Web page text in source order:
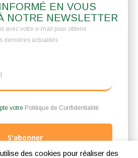
EN VOUS
NOTRE NEWSLETTER
avec votre e-mail pour obtenir
dernières actualités
votre Politique de Confidentialité
S'abonner
des cookies pour réaliser des